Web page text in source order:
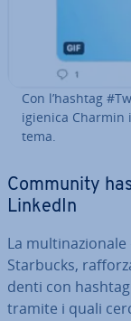
Con l’hashtag
igienica Charmin
tema.
Community
LinkedIn
La
Starbucks,
den­ti con
tramite i quali